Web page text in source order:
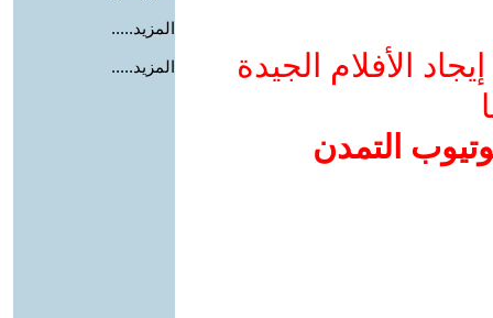
الأفلام الجيدة
التمدن
المزيد.....
المزيد.....